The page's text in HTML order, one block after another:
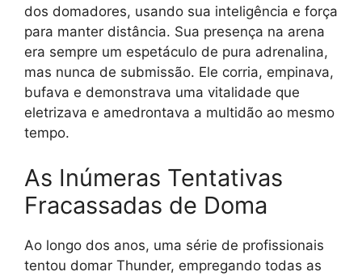
dos domadores, usando sua inteligência e força
para manter distância. Sua presença na arena
era sempre um espetáculo de pura adrenalina,
mas nunca de submissão. Ele corria, empinava,
bufava e demonstrava uma vitalidade que
eletrizava e amedrontava a multidão ao mesmo
tempo.
As Inúmeras Tentativas
Fracassadas de Doma
Ao longo dos anos, uma série de profissionais
tentou domar Thunder, empregando todas as